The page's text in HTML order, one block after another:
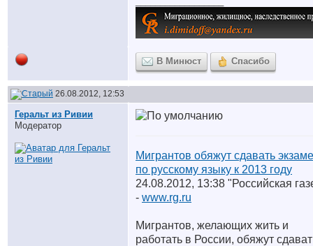
В Минюст Спасибо
26.08.2012, 12:53
Геральт из Ривии
Модератор
Мигрантов обяжут сдавать
по русскому языку к 2013 году
24.08.2012, 13:38 "Российская
- www.rg.ru
Мигрантов, желающих жить и
работать в России, обяжут